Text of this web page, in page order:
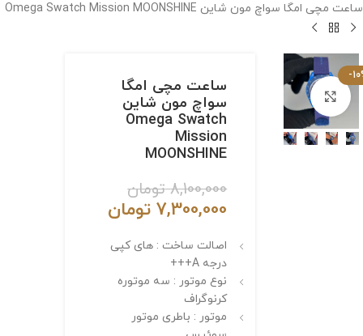
ساعت مچی امگا سواچ مون شاین Omega Swatch Mission MOONSHINE
-
برای بزرگنمایی کلیک کنیدساعت مچی امگا
سواچ مون شاین
Omega Swatch
Mission
MOONSHINE
8,100,000 تومان
7,300,000 تومان
اصالت ساخت : های کپی
درجه A+++
نوع موتور : سه موتوره
کرنوگراف
موتور : باطری موتور